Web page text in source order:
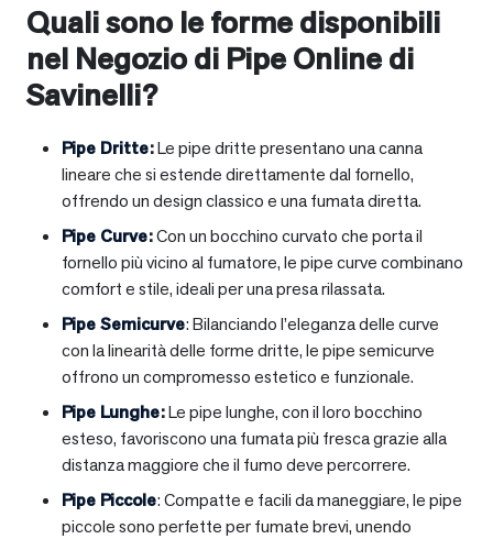
Quali sono le forme disponibili
nel Negozio di Pipe Online di
Savinelli?
Pipe Dritte:Le pipe dritte presentano una canna
lineare che si estende direttamente dal fornello,
offrendo un design classico e una fumata diretta.
Pipe Curve:Con un bocchino curvato che porta il
fornello più vicino al fumatore, le pipe curve combinano
comfort e stile, ideali per una presa rilassata.
Pipe Semicurve: Bilanciando l’eleganza delle curve
con la linearità delle forme dritte, le pipe semicurve
offrono un compromesso estetico e funzionale.
Pipe Lunghe:Le pipe lunghe, con il loro bocchino
esteso, favoriscono una fumata più fresca grazie alla
distanza maggiore che il fumo deve percorrere.
Pipe Piccole: Compatte e facili da maneggiare, le pipe
piccole sono perfette per fumate brevi, unendo